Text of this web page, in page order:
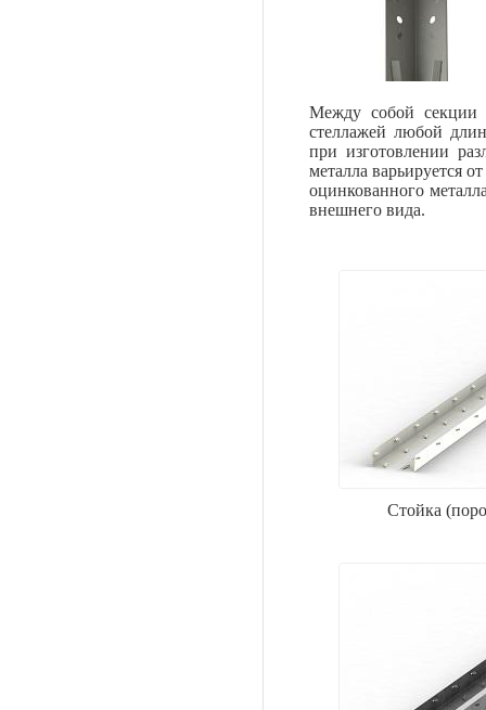
Между собой секции
стеллажей любой
при изготовлении
металла варьируется
оцинкованного
внешнего вида.
Стойка